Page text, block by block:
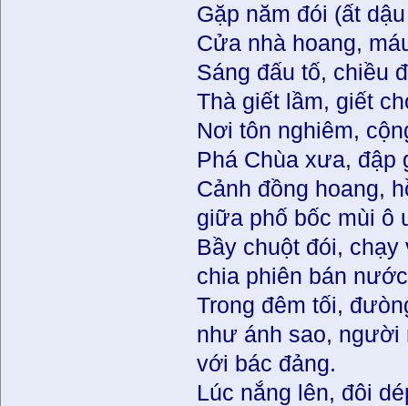
Gặp năm đói (ất
Cửa nhà hoang,
Sáng đấu tố, chiều
Thà giết lầm, giết
Nơi tôn nghiêm,
Phá Chùa xưa, đập
Cảnh đồng hoang,
giữa phố bốc mùi ô
Bầy chuột đói,
chia phiên bán
Trong đêm tối,
như ánh sao, người
với bác đảng.
Lúc nắng lên, đôi